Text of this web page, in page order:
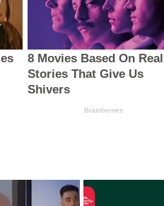
8 Movies Based On Real
Stories That Give Us
Shivers
Brainberries